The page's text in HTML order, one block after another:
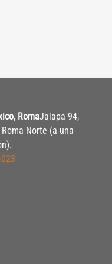
RomaJalapa 94,
Norte (a una